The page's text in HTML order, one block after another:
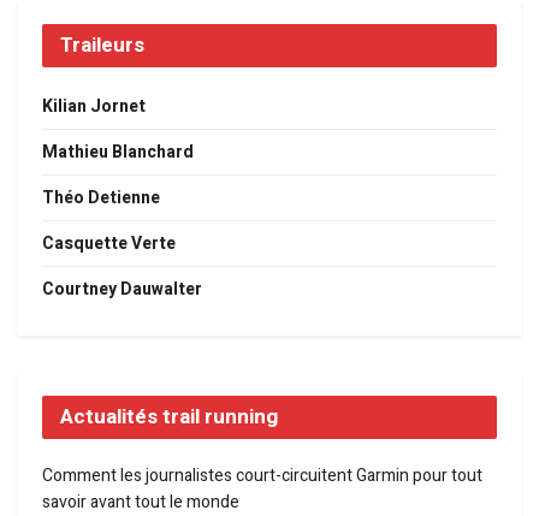
Traileurs
Kilian Jornet
Mathieu Blanchard
Théo Detienne
Casquette Verte
Courtney Dauwalter
Actualités trail running
Comment les journalistes court-circuitent Garmin pour tout
savoir avant tout le monde